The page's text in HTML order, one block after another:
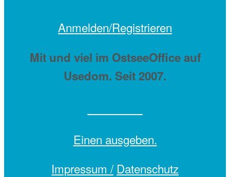
Anmelden/Registrieren
Mit und viel im OstseeOffice auf
Usedom. Seit 2007.
Einen ausgeben.
Impressum / Datenschutz